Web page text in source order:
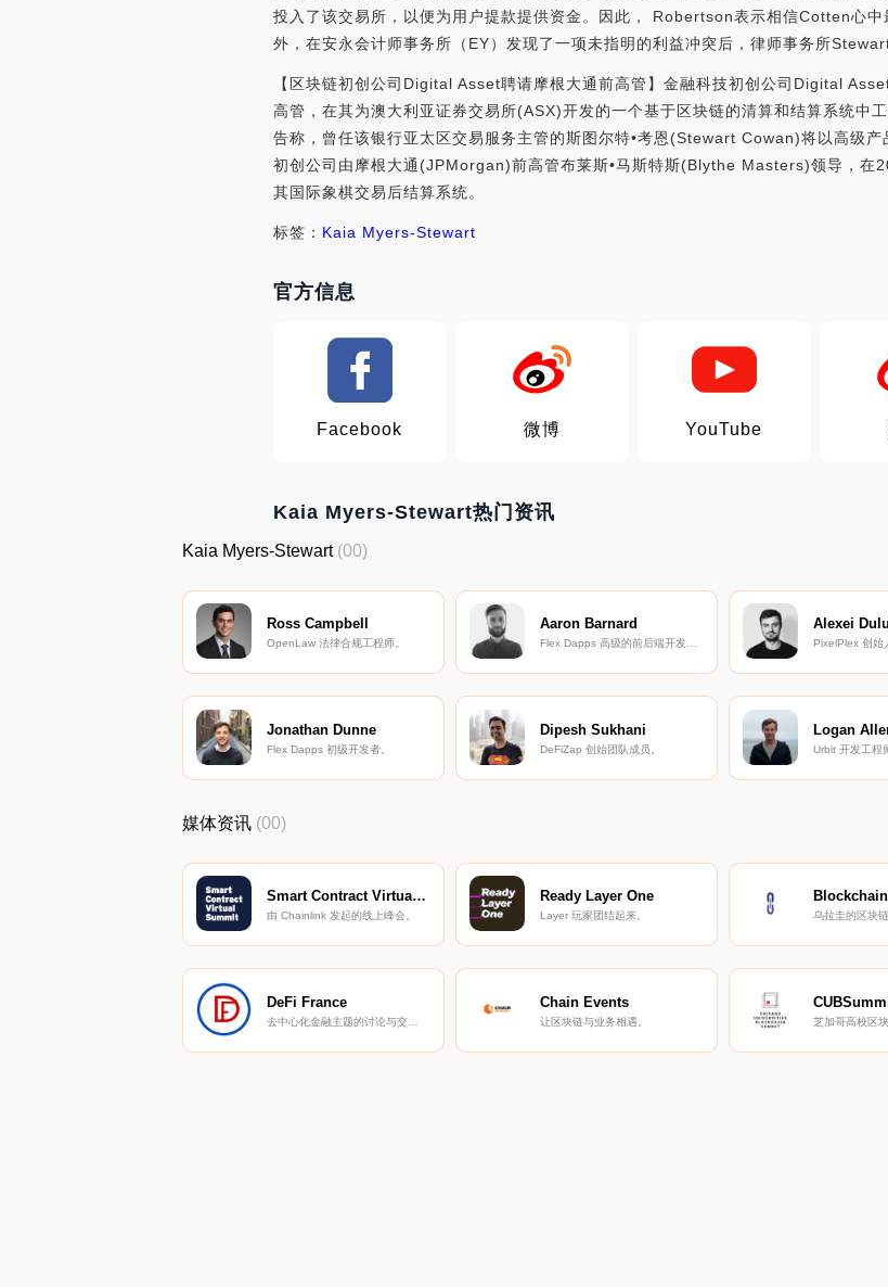
投入了该交易所，以便为用户提款提供资金。因此， Robertson表示相信Cotten心
外，在安永会计师事务所（EY）发现了一项未指明的利益冲突后，律师事务所
【区块链初创公司Digital Asset聘请摩根大通前高管】金融科技初创公司Digital
高管，在其为澳大利亚证券交易所(ASX)开发的一个基于区块链的清算和结算系统中
告称，曾任该银行亚太区交易服务主管的斯图尔特•考恩(Stewart Cowan)将以高级
初创公司由摩根大通(JPMorgan)前高管布莱斯•马斯特斯(Blythe Masters)领导，在
其国际象棋交易后结算系统。
标签： Kaia Myers-Stewart
官方信息
Facebook 微博 YouTube
Kaia Myers-Stewart热门资讯
Kaia Myers-Stewart (00)
Ross Campbell
OpenLaw 法律合规工程师。
Aaron Barnard Alexei
PixelPlex 创始
Jonathan Dunne
Flex Dapps 初级开发者。
Dipesh Sukhani
DeFiZap 创始团队成员。
Logan
Urbit 开发工程
媒体资讯 (00)
Smart Contract Virtual Summit
由 Chainlink 发起的线上峰会。
Ready Layer One
Layer 玩家团结起来。 乌拉圭的区块链
DeFi France Chain Events
让区块链与业务相遇。 芝加哥高校区块